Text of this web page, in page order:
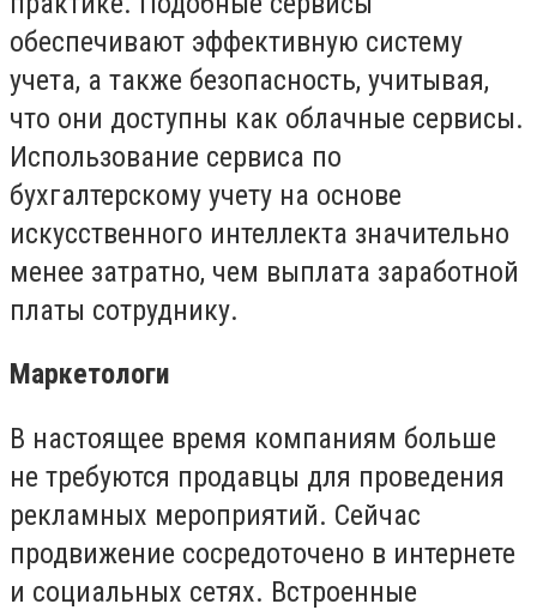
обеспечивают эффективную систему
учета, а также безопасность, учитывая,
что они доступны как облачные сервисы.
Использование сервиса по
бухгалтерскому учету на основе
искусственного интеллекта значительно
менее затратно, чем выплата заработной
платы сотруднику.
Маркетологи
В настоящее время компаниям больше
не требуются продавцы для проведения
рекламных мероприятий. Сейчас
продвижение сосредоточено в интернете
и социальных сетях. Встроенные